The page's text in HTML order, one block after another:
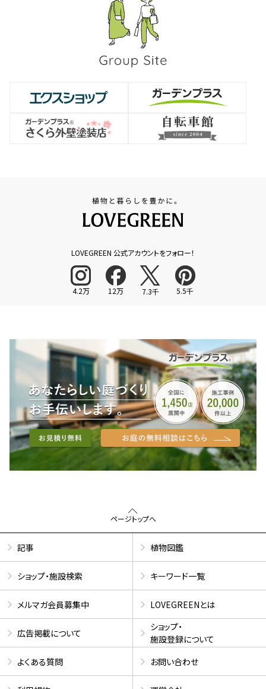
LOVEGREEN 公式アカウントをフォロー！
4.2万 12万 7.3千 5.5千
ページトップへ
記事 植物図鑑
ショップ・施設検索 キーワード一覧
メルマガ会員募集中 LOVEGREENとは
広告掲載について
ショップ・
施設登録について
よくある質問
お問い合わせ